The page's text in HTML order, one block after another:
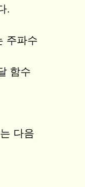
.
주파수
함수
는 다음